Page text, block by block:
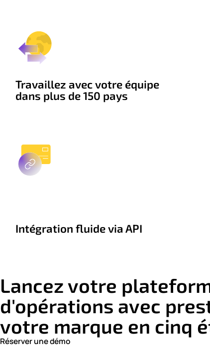
Travaillez avec votre équipe
dans plus de 150 pays
Intégration fluide via API
Lancez votre
d'opérations avec
votre marque en cinq
Réserver une démo